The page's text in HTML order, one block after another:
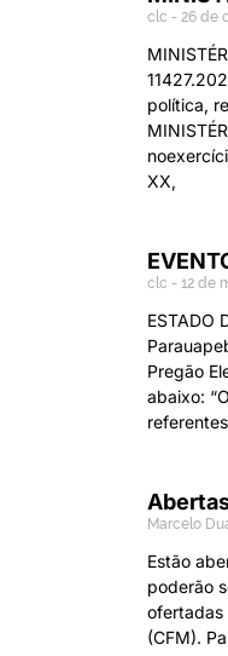
clc 26 de
política,
XX,
clc 12 de
ESTADO
Pregão
abaixo:
Marcelo
Estão
poderão
ofertadas
(CFM).